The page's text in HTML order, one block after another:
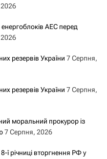
АЕС перед
резервів України 7 Серпня,
резервів України 7 Серпня,
моральний прокурор із
7 Серпня, 2026
ї річниці вторгнення РФ у